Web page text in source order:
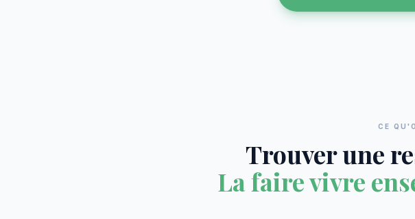
CE
Trouver une
La faire vivre